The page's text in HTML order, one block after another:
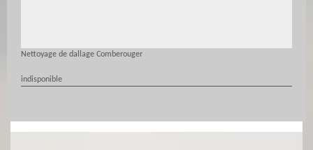
Nettoyage de dallage Comberouger
indisponible